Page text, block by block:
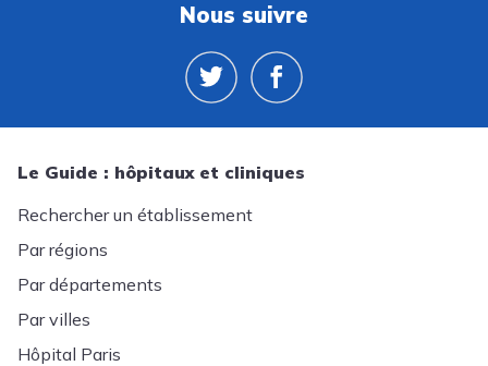
Nous suivre
Le Guide : hôpitaux et cliniques
Rechercher un établissement
Par régions
Par départements
Par villes
Hôpital Paris